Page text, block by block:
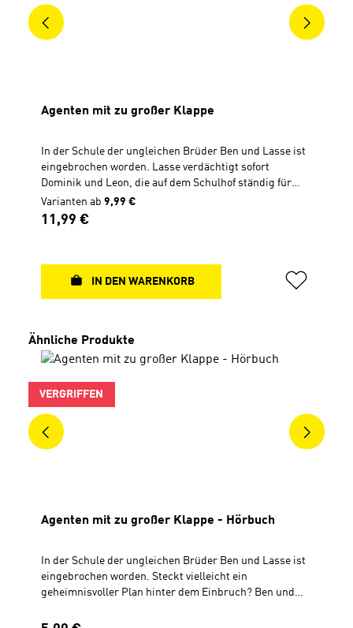
Agenten mit zu großer Klappe
In der Schule der ungleichen Brüder Ben und Lasse ist
eingebrochen worden. Lasse verdächtigt sofort
Dominik und Leon, die auf dem Schulhof ständig für
Schlägereien sorgen. Steckt sogar ein geheimnisvoller
Plan hinter dem Einbruch? Ben und Lasse nehmen die
Ermittlungen auf und machen rätselhafte
spannender Fall für Agent Benjamin Baumann und
seinen naseweisen Bruder Lasse. Hardcover, 14 x 21cm,
Quizfragen auf Antolin.Antolin ist ein Online-Portal zur
Leseförderung von Klasse 1 bis 10. Die Schüler lesen ein
beantworten. Richtige Antworten werden mit
Varianten ab 9,99 €
Regulärer Preis:
11,99 €
IN DEN WARENKORB
Produktgalerie überspringen
Ähnliche Produkte
VERGRIFFEN
Agenten mit zu großer Klappe - Hörbuch
In der Schule der ungleichen Brüder Ben und Lasse ist
eingebrochen worden. Steckt vielleicht ein
geheimnisvoller Plan hinter dem Einbruch? Ben und
rätselhafte Entdeckungen. Die Spur führt bis ins